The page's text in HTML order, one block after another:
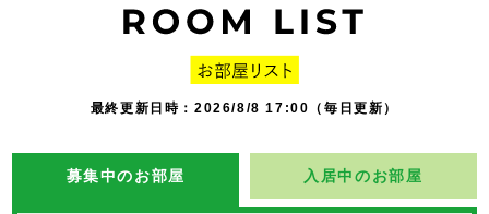
最終更新日時：2026/8/8 17:00（毎日更新）
募集中のお部屋 入居中のお部屋